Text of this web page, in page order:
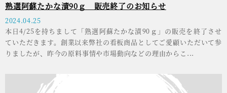
熟選阿蘇たかな漬90ｇ 販売終了のお知らせ
2024.04.25
本日4/25を持ちまして「熟選阿蘇たかな漬90ｇ」の販売を終了させ
ていただきます。創業以来弊社の看板商品としてご愛顧いただいて参
りましたが、昨今の原料事情や市場動向などの理由からこ...